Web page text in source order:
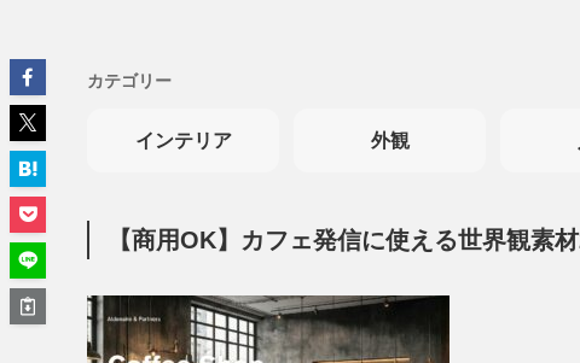
カテゴリー
インテリア 外観
【商用OK】カフェ発信に使える世界観素